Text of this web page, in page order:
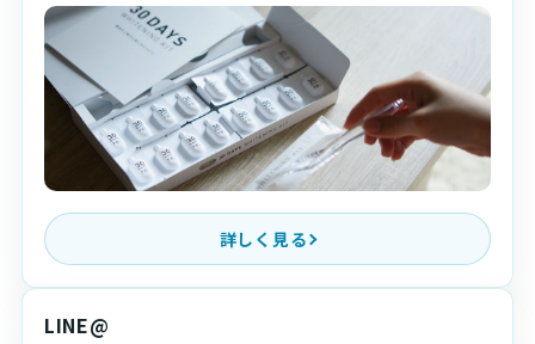
詳しく見る
LINE@